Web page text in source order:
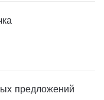
предложений